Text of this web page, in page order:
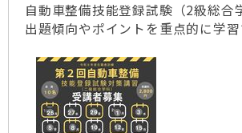
自動車整備技能登録試験（2級総合
出題傾向やポイントを重点的に学習